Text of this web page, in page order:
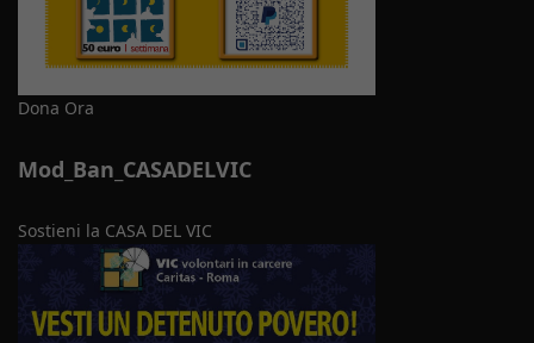
Dona Ora
Mod_Ban_CASADELVIC
Sostieni la CASA DEL VIC